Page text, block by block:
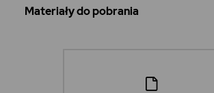
Materiały do pobrania